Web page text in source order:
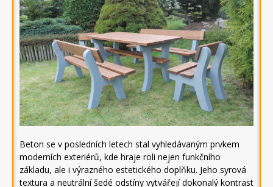
Beton se v posledních letech stal vyhledávaným prvkem
moderních exteriérů, kde hraje roli nejen funkčního
základu, ale i výrazného estetického doplňku. Jeho syrová
textura a neutrální šedé odstíny vytvářejí dokonalý kontrast